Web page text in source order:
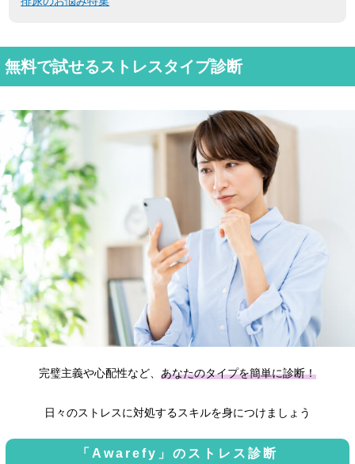
無料で試せるストレスタイプ診断
完璧主義や心配性など、 あなたのタイプを簡単に診断！
日々のストレスに対処するスキルを身につけましょう
「Awarefy」のストレス診断